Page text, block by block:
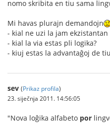
nomo skribita en tiu sama
Mi havas plurajn demandojn
- kial ne uzi la jam
- kial la via estas pli logika?
- kiuj estas la advantaĝoj de
sev (Prikaz profila)
23. siječnja 2011. 14:56:05
"Nova loĝika alfabeto por